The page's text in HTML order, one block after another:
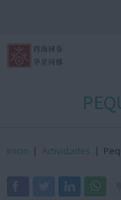
Inicio | Actividades |